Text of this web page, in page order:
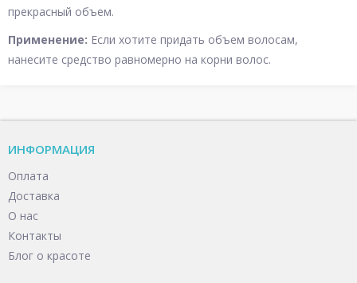
прекрасный объем.
Применение: Если хотите придать объем волосам,
нанесите средство равномерно на корни волос.
ИНФОРМАЦИЯ
Оплата
Доставка
О нас
Контакты
Блог о красоте